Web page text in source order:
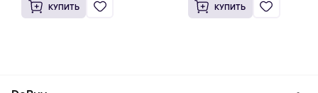
КУПИТЬ КУПИТЬ